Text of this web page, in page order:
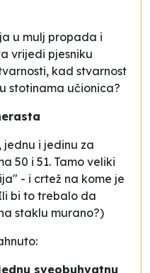
u mulj propada i
vrijedi pjesniku
kad stvarnost
stotinama učionica?
i jedinu za
50 i 51. Tamo veliki
- i crtež na kome je
bi to trebalo da
staklu murano?)
sveobuhvatnu